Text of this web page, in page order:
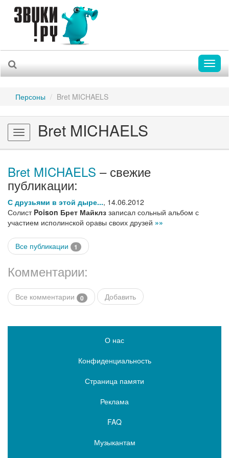
Персоны Bret MICHAELS
Toggle
navigation
Bret MICHAELS
Bret MICHAELS – свежие
публикации:
С друзьями в этой дыре..., 14.06.2012
Солист Poison Брет Майклз записал сольный альбом с
участием исполинской оравы своих друзей »»
Все публикации 1
Комментарии:
Все комментарии 0 Добавить
О нас
Конфиденциальность
Страница памяти
Реклама
FAQ
Музыкантам